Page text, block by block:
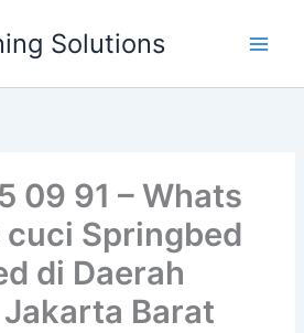
Solutions
09 91 – Whats
cuci Springbed
di Daerah
Barat